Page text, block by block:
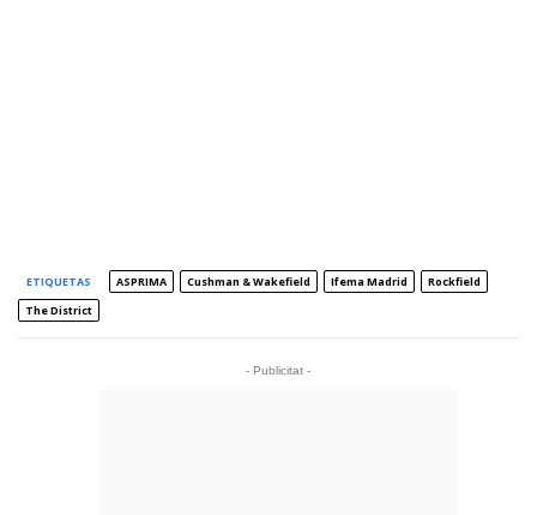
ETIQUETAS ASPRIMA Cushman & Wakefield Ifema Madrid
Rockfield
The District
- Publicitat -